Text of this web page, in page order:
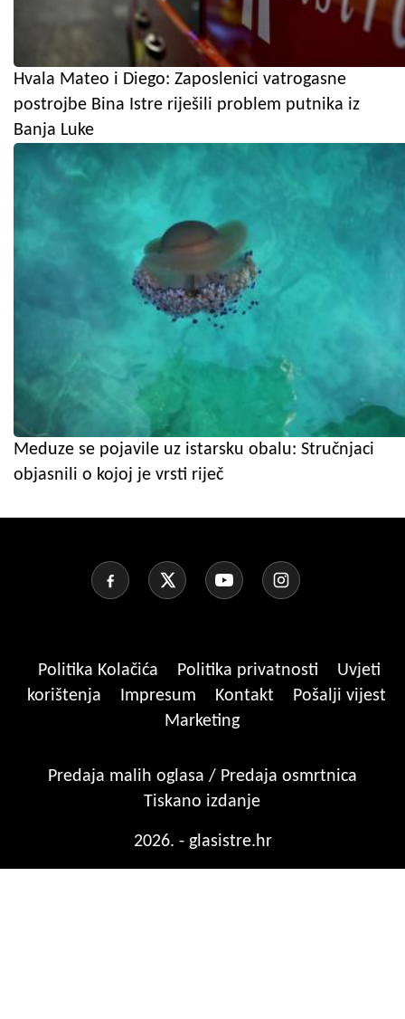
Hvala Mateo i Diego: Zaposlenici vatrogasne
postrojbe Bina Istre riješili problem putnika iz
Banja Luke
Meduze se pojavile uz istarsku obalu: Stručnjaci
objasnili o kojoj je vrsti riječ
Politika Kolačića Politika privatnosti
Uvjeti
korištenja
Impresum Kontakt
Pošalji vijest
Marketing
Predaja malih oglasa / Predaja osmrtnica
Tiskano izdanje
2026. - glasistre.hr